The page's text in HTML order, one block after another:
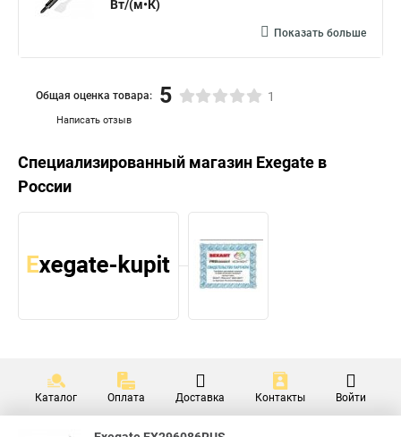
Вт/(м•К)
Показать больше
Написать отзыв
Общая оценка товара: 5 1
Специализированный магазин Exegate в
России
Каталог Оплата Доставка Контакты Войти